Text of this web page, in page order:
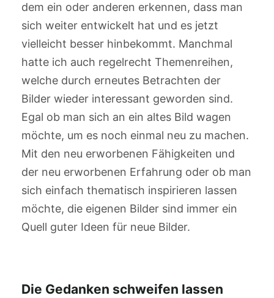
dem ein oder anderen erkennen, dass man
sich weiter entwickelt hat und es jetzt
vielleicht besser hinbekommt. Manchmal
hatte ich auch regelrecht Themenreihen,
welche durch erneutes Betrachten der
Bilder wieder interessant geworden sind.
Egal ob man sich an ein altes Bild wagen
möchte, um es noch einmal neu zu machen.
Mit den neu erworbenen Fähigkeiten und
der neu erworbenen Erfahrung oder ob man
sich einfach thematisch inspirieren lassen
möchte, die eigenen Bilder sind immer ein
Quell guter Ideen für neue Bilder.
Die Gedanken schweifen lassen